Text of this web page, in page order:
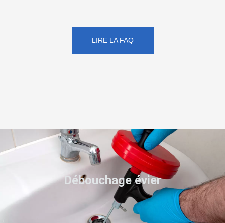
LIRE LA FAQ
Débouchage évier